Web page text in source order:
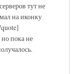
тут не
на иконку
пока не